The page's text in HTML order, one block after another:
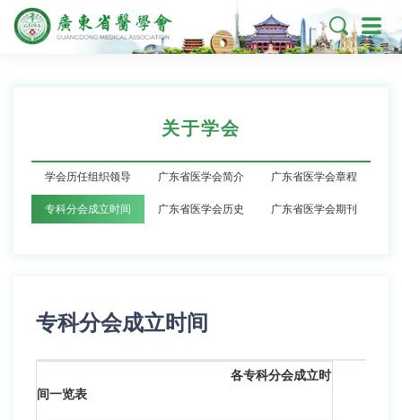

关于学会
学会历任组织领导 广东省医学会简介 广东省医学会章程
专科分会成立时间 广东省医学会历史 广东省医学会期刊
专科分会成立时间
各专科分会成立时
间一览表